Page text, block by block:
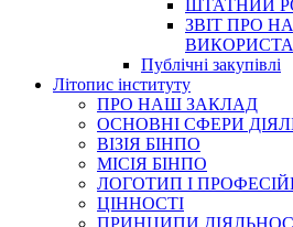
ШТАТНИЙ
ЗВІТ ПРО
Публічні закупівлі
Літопис інституту
ПРО НАШ ЗАКЛАД
ОСНОВНІ СФЕРИ
ВІЗІЯ БІНПО
МІСІЯ БІНПО
ЛОГОТИП І
ЦІННОСТІ
ПРИНЦИПИ